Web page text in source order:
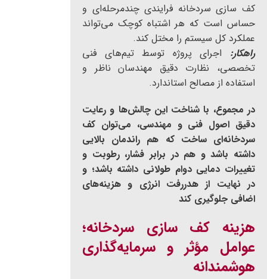
کف سازی سردخانه فرایندی چندمرحله‌ای و
حساس است که هر اشتباه کوچک می‌تواند
عملکرد کل سیستم را مختل کند.
راهکار: اجرای پروژه توسط تیم‌های فنی
تخصصی، نظارت دقیق مهندسان ناظر و
استفاده از مصالح استاندارد.
در مجموع، با شناخت این چالش‌ها و رعایت
دقیق اصول فنی و مهندسی، می‌توان کف
سردخانه‌ای ساخت که هم راندمان بالایی
داشته باشد و هم در برابر فشار، رطوبت و
تغییرات دمایی دوام طولانی داشته باشد؛ و
در نهایت از هدررفت انرژی و هزینه‌های
اضافی جلوگیری کند
هزینه کف سازی سردخانه؛
عوامل مؤثر و سرمایه‌گذاری
هوشمندانه